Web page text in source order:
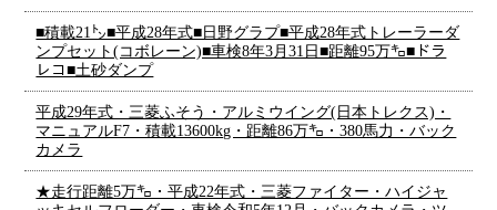
■積載21㌧■平成28年式■日野グラプ■平成28年式トレーラーダ
ンプセット(コボレーン)■車検8年3月31日■距離95万㌔■ドラ
レコ■土砂ダンプ
平成29年式・三菱ふそう・アルミウイング(日本トレクス)・
マニュアルF7・積載13600kg・距離86万㌔・380馬力・バック
カメラ
★走行距離5万㌔・平成22年式・三菱ファイター・ハイジャ